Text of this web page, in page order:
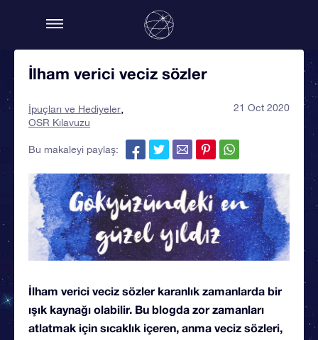
İlham verici veciz sözler
İpuçları ve Hediyeler
OSR Kılavuzu
21 Oct 2020
Bu makaleyi paylaş:
İlham verici veciz sözler karanlık zamanlarda bir
ışık kaynağı olabilir. Bu blogda zor zamanları
atlatmak için sıcaklık içeren, anma veciz sözleri,